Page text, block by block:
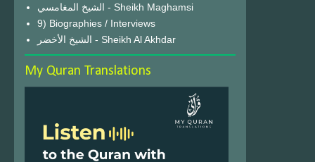
الشيخ المغامسي - Sheikh Maghamsi
9) Biographies / Interviews
الشيخ الأخضر - Sheikh Al Akhdar
My Quran Translations